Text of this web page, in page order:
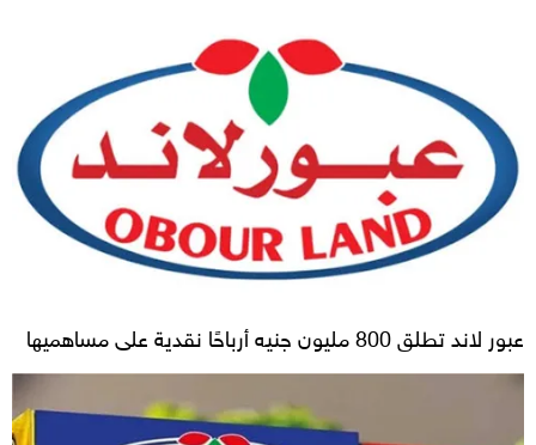
عبور لاند تطلق 800 مليون جنيه أرباحًا نقدية على مساهميها